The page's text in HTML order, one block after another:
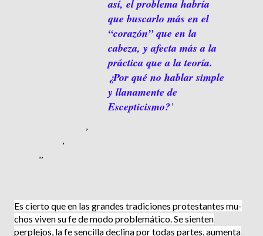
así, el problema habría
que buscarlo más en el
“corazón” que en la
cabeza, y afecta más a la
práctica que a la teoría.
¿Por qué no hablar simple
y llanamente de
Escepticismo?
Es cierto que en las grandes tradiciones protestantes mu­
chos viven su fe de modo problemático. Se sienten
perplejos, la fe senci­lla declina por todas partes, aumenta